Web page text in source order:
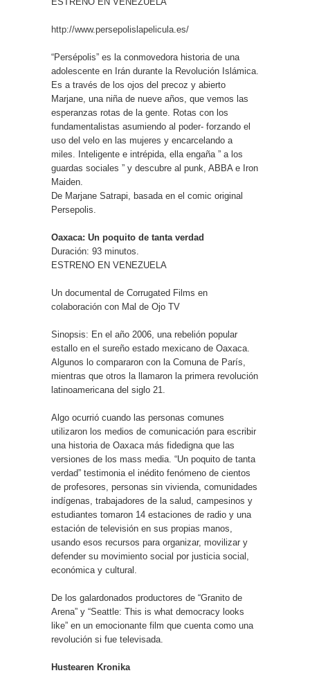
http://www.persepolislapelicula.es/
“Persépolis” es la conmovedora historia de una
adolescente en Irán durante la Revolución Islámica.
Es a través de los ojos del precoz y abierto
Marjane, una niña de nueve años, que vemos las
esperanzas rotas de la gente. Rotas con los
fundamentalistas asumiendo al poder- forzando el
uso del velo en las mujeres y encarcelando a
miles. Inteligente e intrépida, ella engaña ” a los
guardas sociales ” y descubre al punk, ABBA e Iron
Maiden.
De Marjane Satrapi, basada en el comic original
Persepolis.
Oaxaca: Un poquito de tanta verdad
Duración: 93 minutos.
ESTRENO EN VENEZUELA
Un documental de Corrugated Films en
colaboración con Mal de Ojo TV
Sinopsis: En el año 2006, una rebelión popular
estallo en el sureño estado mexicano de Oaxaca.
Algunos lo compararon con la Comuna de París,
mientras que otros la llamaron la primera revolución
latinoamericana del siglo 21.
Algo ocurrió cuando las personas comunes
utilizaron los medios de comunicación para escribir
una historia de Oaxaca más fidedigna que las
versiones de los mass media. “Un poquito de tanta
verdad” testimonia el inédito fenómeno de cientos
de profesores, personas sin vivienda, comunidades
indígenas, trabajadores de la salud, campesinos y
estudiantes tomaron 14 estaciones de radio y una
estación de televisión en sus propias manos,
usando esos recursos para organizar, movilizar y
defender su movimiento social por justicia social,
económica y cultural.
De los galardonados productores de “Granito de
Arena” y “Seattle: This is what democracy looks
like” en un emocionante film que cuenta como una
revolución si fue televisada.
Hustearen Kronika